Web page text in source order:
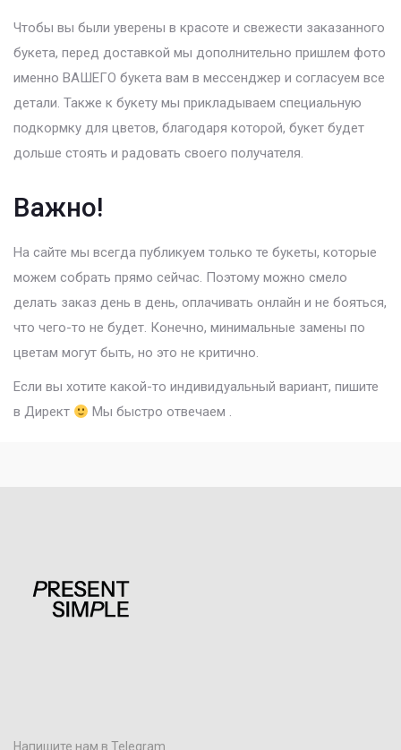
Чтобы вы были уверены в красоте и свежести заказанного
букета, перед доставкой мы дополнительно пришлем фото
именно ВАШЕГО букета вам в мессенджер и согласуем все
детали. Также к букету мы прикладываем специальную
подкормку для цветов, благодаря которой, букет будет
дольше стоять и радовать своего получателя.
Важно!
На сайте мы всегда публикуем только те букеты, которые
можем собрать прямо сейчас. Поэтому можно смело
делать заказ день в день, оплачивать онлайн и не бояться,
что чего-то не будет. Конечно, минимальные замены по
цветам могут быть, но это не критично.
Если вы хотите какой-то индивидуальный вариант, пишите
в Директ Мы быстро отвечаем .
Напишите нам в Telegram